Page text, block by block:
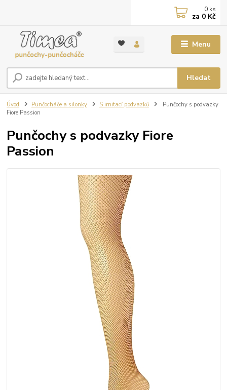
Menu
Hledat
0 ks
za 0 Kč
Úvod Punčocháče a silonky S imitací podvazků
Punčochy s podvazky
Fiore Passion
Punčochy s podvazky Fiore
Passion